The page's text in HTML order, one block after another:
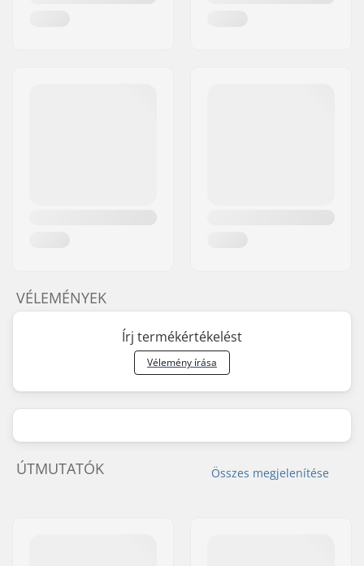
VÉLEMÉNYEK
Írj termékértékelést
Vélemény írása
Összes megjelenítése
ÚTMUTATÓK